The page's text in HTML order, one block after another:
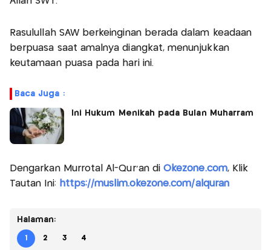
Rasulullah SAW berkeinginan berada dalam keadaan
berpuasa saat amalnya diangkat, menunjukkan
keutamaan puasa pada hari ini.
Baca Juga :
Ini Hukum Menikah pada Bulan Muharram
Dengarkan Murrotal Al-Qur'an diOkezone.com, Klik
Tautan Ini: https://muslim.okezone.com/alquran
Halaman:
1 2 3 4